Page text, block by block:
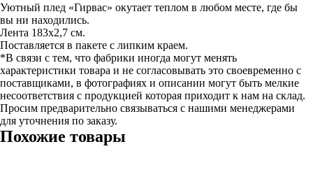
Уютный плед «Гирвас» окутает теплом в любом месте, где бы
вы ни находились.
Лента 183x2,7 см.
Поставляется в пакете с липким краем.
*В связи с тем, что фабрики иногда могут менять
характеристики товара и не согласовывать это своевременно с
поставщиками, в фотографиях и описании могут быть мелкие
несоответствия с продукцией которая приходит к нам на склад.
Просим предварительно связываться с нашими менеджерами
для уточнения по заказу.
Похожие товары